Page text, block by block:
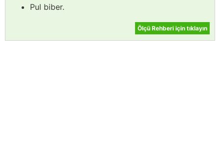
Pul biber.
Ölçü Rehberi için tıklayın